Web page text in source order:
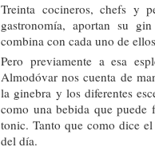
Treinta cocineros, chefs y
gastronomía, aportan su
combina con cada uno de
Pero previamente a esa
Almodóvar nos cuenta de
la ginebra y los diferentes
como una bebida que
tonic. Tanto que como dice
del día.